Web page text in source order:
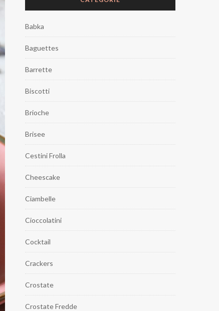
Babka
Baguettes
Barrette
Biscotti
Brioche
Brisee
Cestini Frolla
Cheescake
Ciambelle
Cioccolatini
Cocktail
Crackers
Crostate
Crostate Fredde